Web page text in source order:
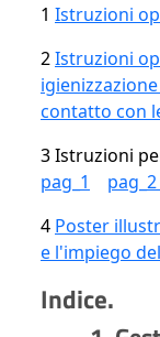
1 Istruzioni
2Istruzioni
contatto con
3 Istruzioni
pag_1
pag_2
4 Poster
e l'impiego
Indice.